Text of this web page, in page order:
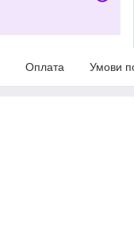
Оплата Умови